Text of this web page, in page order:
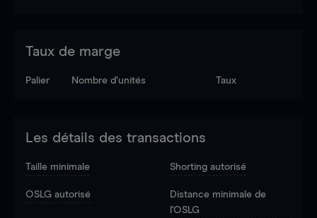
Taux de marge
Palier Nombre d’unités Taux
Les détails des transactions
Taille minimale Shorting autorisé
OSLG autorisé
Distance minimale de
l'OSLG